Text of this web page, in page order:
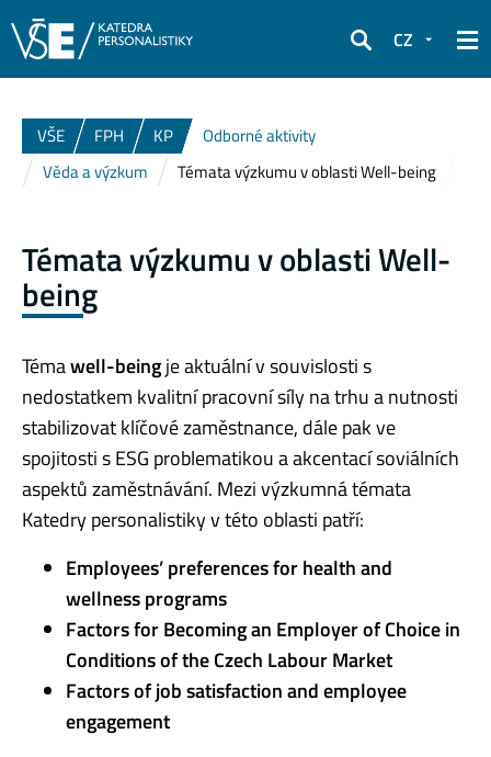
Hledat
CZ
VŠE FPH KP
Odborné aktivity
Věda a výzkum
Témata výzkumu v oblasti Well-being
Témata výzkumu v oblasti Well-
being
Témawell-beingje aktuální v souvislosti s
nedostatkem kvalitní pracovní síly na trhu a nutnosti
stabilizovat klíčové zaměstnance, dále pak ve
spojitosti s ESG problematikou a akcentací soviálních
aspektů zaměstnávání. Mezi výzkumná témata
Katedry personalistiky v této oblasti patří:
Employees’ preferences for health and
wellness programs
Factors for Becoming an Employer of Choice in
Conditions of the Czech Labour Market
Factors of job satisfactionand employee
engagement